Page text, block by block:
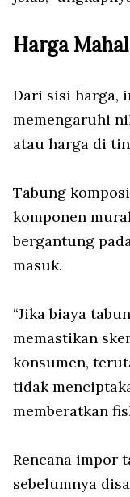
Harga Mahal
Dari sisi harga,
memengaruhi
atau harga di
Tabung
komponen
bergantung
masuk.
“Jika biaya
memastikan
konsumen,
tidak
memberatkan
Rencana impor
sebelumnya